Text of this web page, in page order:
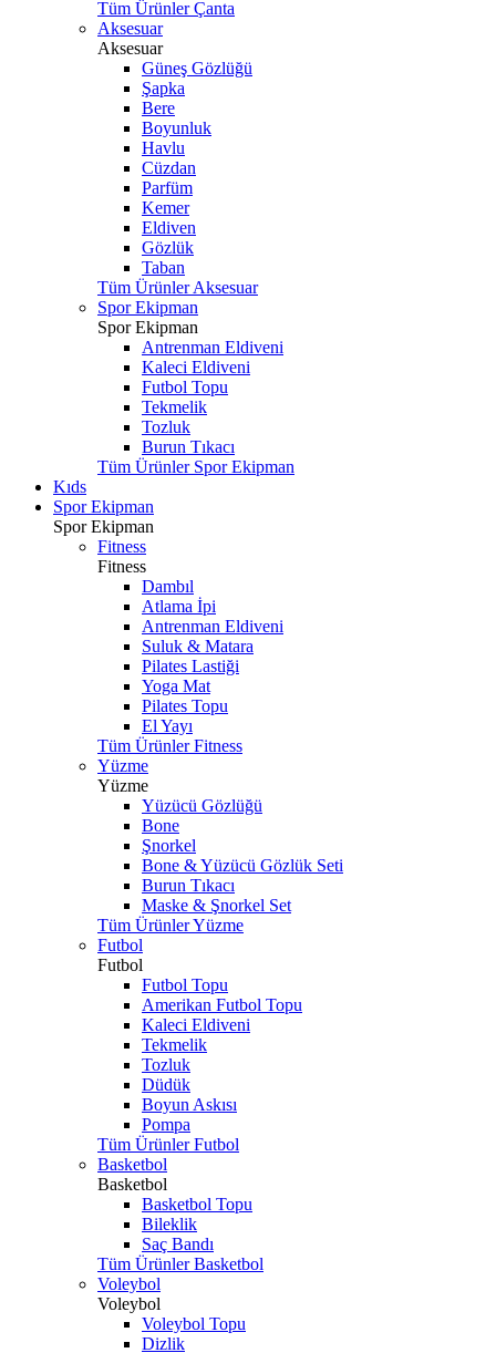
Tüm Ürünler Çanta
Aksesuar
Aksesuar
Güneş Gözlüğü
Şapka
Bere
Boyunluk
Havlu
Cüzdan
Parfüm
Kemer
Eldiven
Gözlük
Taban
Tüm Ürünler Aksesuar
Spor Ekipman
Spor Ekipman
Antrenman Eldiveni
Kaleci Eldiveni
Futbol Topu
Tekmelik
Tozluk
Burun Tıkacı
Tüm Ürünler Spor Ekipman
Kıds
Spor Ekipman
Spor Ekipman
Fitness
Fitness
Dambıl
Atlama İpi
Antrenman Eldiveni
Suluk & Matara
Pilates Lastiği
Yoga Mat
Pilates Topu
El Yayı
Tüm Ürünler Fitness
Yüzme
Yüzme
Yüzücü Gözlüğü
Bone
Şnorkel
Bone & Yüzücü Gözlük Seti
Burun Tıkacı
Maske & Şnorkel Set
Tüm Ürünler Yüzme
Futbol
Futbol
Futbol Topu
Amerikan Futbol Topu
Kaleci Eldiveni
Tekmelik
Tozluk
Düdük
Boyun Askısı
Pompa
Tüm Ürünler Futbol
Basketbol
Basketbol
Basketbol Topu
Bileklik
Saç Bandı
Tüm Ürünler Basketbol
Voleybol
Voleybol
Voleybol Topu
Dizlik